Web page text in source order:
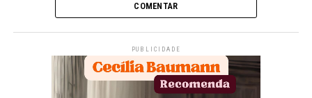
COMENTAR
PUBLICIDADE